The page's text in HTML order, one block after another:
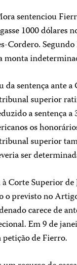
sentenciou
1000 dólares
Cordero.
sentença ante
superior
a sentença
os
superior
ser
Corte Superior
o previsto no
carece de
Em 9 de
de Fierro.